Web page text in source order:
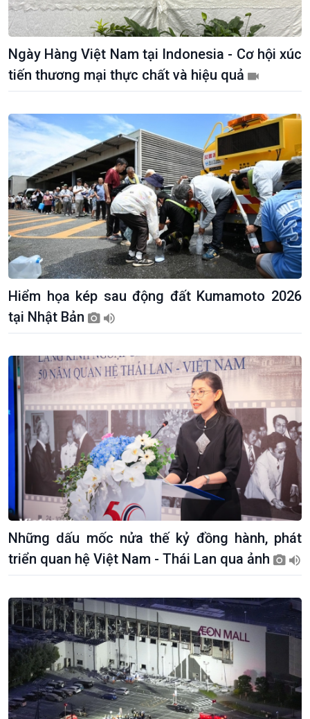
Kinh tế
Tin Kinh tế
Trước giờ mở cửa
Dòng chảy Kinh tế
Khởi nghiệp
Tuyên chiến với gian lận
thương mại
Nông nghiệp & Biển đảo
Tin Nông nghiệp & Biển
đảo
Mùa vàng
Tâm tình biên giới và hải
đảo
Tìm hiểu biển, đảo Việt
Nam
Ngày Hàng Việt Nam tại Indonesia - Cơ hội xúc
tiến thương mại thực chất và hiệu quả
Hiểm họa kép sau động đất Kumamoto 2026
tại Nhật Bản
Những dấu mốc nửa thế kỷ đồng hành, phát
triển quan hệ Việt Nam - Thái Lan qua ảnh